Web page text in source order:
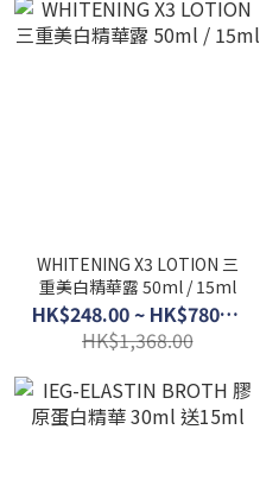
WHITENING X3 LOTION 三
重美白精華露 50ml / 15ml
HK$248.00 ~ HK$780.00
HK$1,368.00